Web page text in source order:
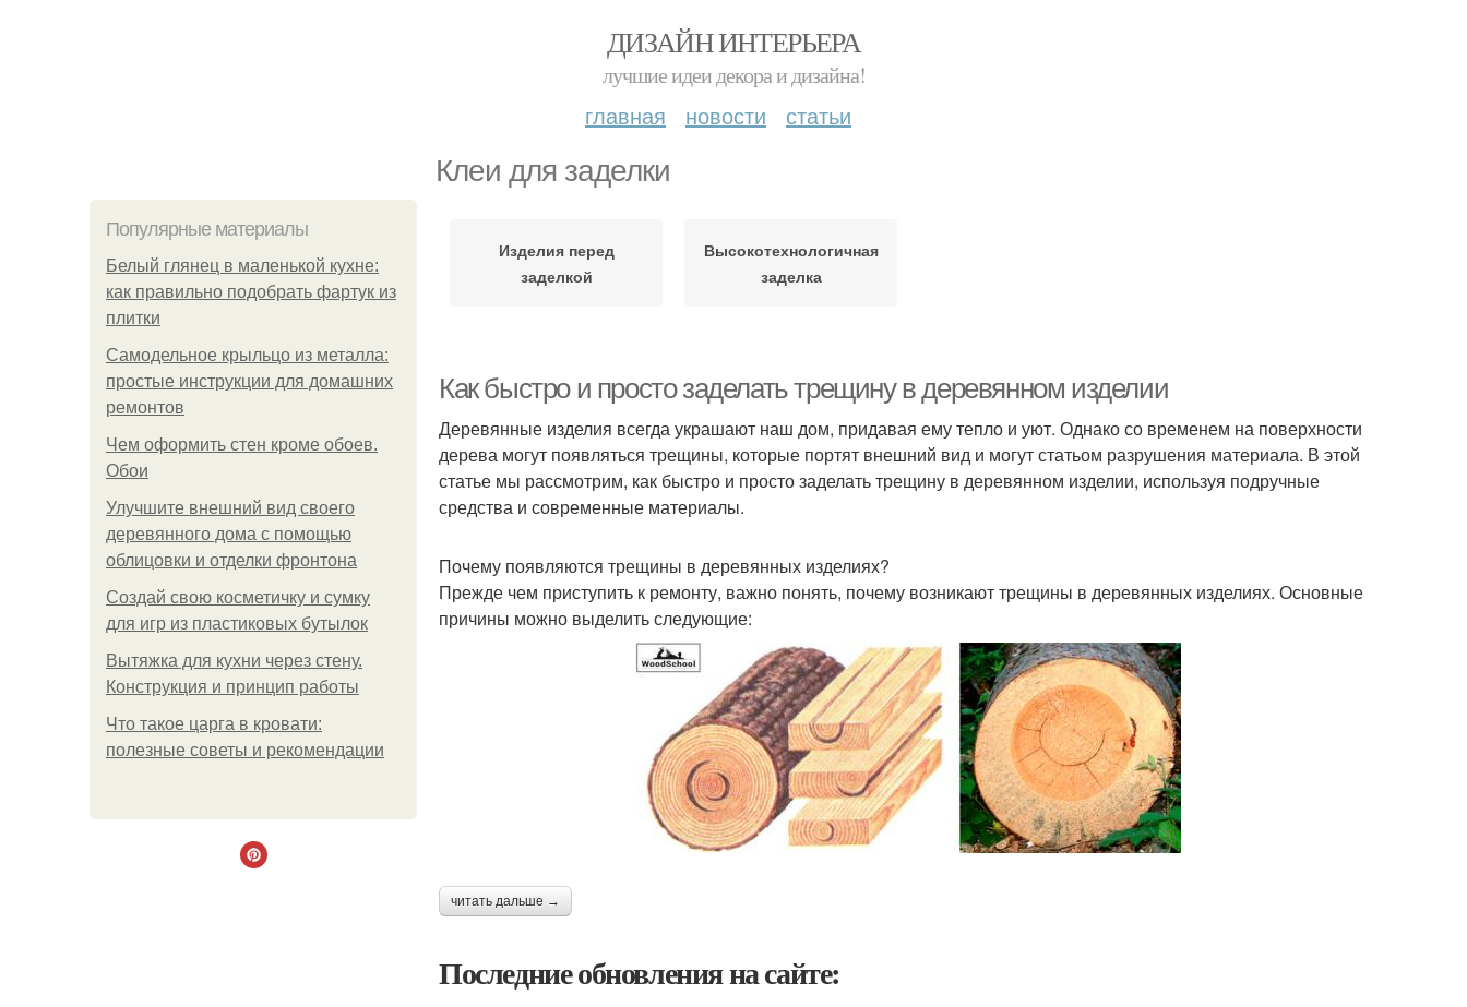
ДИЗАЙН ИНТЕРЬЕРА
лучшие идеи декора и дизайна!
главная новости статьи
Клеи для заделки
Популярные материалы
Белый глянец в маленькой кухне:
как правильно подобрать фартук из
плитки
Самодельное крыльцо из металла:
простые инструкции для домашних
ремонтов
Чем оформить стен кроме обоев.
Обои
Улучшите внешний вид своего
деревянного дома с помощью
облицовки и отделки фронтона
Создай свою косметичку и сумку
для игр из пластиковых бутылок
Вытяжка для кухни через стену.
Конструкция и принцип работы
Что такое царга в кровати:
полезные советы и рекомендации
Изделия перед
заделкой
Высокотехнологичная
заделка
Как быстро и просто заделать трещину в деревянном изделии
Деревянные изделия всегда украшают наш дом, придавая ему тепло и уют. Однако со временем на поверхности
дерева могут появляться трещины, которые портят внешний вид и могут статьом разрушения материала. В этой
статье мы рассмотрим, как быстро и просто заделать трещину в деревянном изделии, используя подручные
средства и современные материалы.
Почему появляются трещины в деревянных изделиях?
Прежде чем приступить к ремонту, важно понять, почему возникают трещины в деревянных изделиях. Основные
причины можно выделить следующие:
читать дальше →
Последние обновления на сайте: